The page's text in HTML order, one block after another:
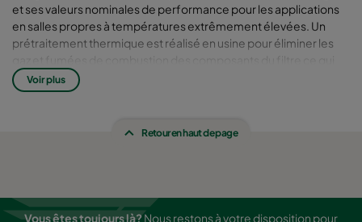
et ses valeurs nominales de performance pour les applications
en salles propres à températures extrêmement élevées. Un
prétraitement thermique est réalisé en usine pour éliminer les
gaz et fumées de combustion des composants du filtre ce qui
garantit que le filtre ne contribuera pas à la contamination du
process de fabrication.
Voir plus
Retour en haut de page
Vous êtes toujours là?Nous restons à votre disposition pour